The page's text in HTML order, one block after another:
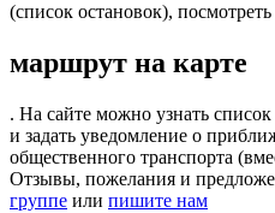
(список остановок), посмотреть
маршрут на карте
. На сайте можно узнать
и задать уведомление о
общественного транспорта
Отзывы, пожелания и
группе или пишите нам